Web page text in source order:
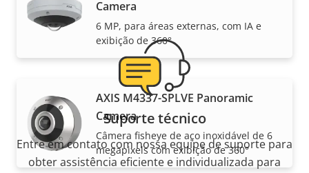
Camera
6 MP, para áreas externas, com IA e
exibição de 360°
AXIS M4337-SPLVE Panoramic
Camera
Câmera fisheye de aço inoxidável de 6
megapixels com exibição de 360°
Suporte técnico
Entre em contato com nossa equipe de suporte para
obter assistência eficiente e individualizada para